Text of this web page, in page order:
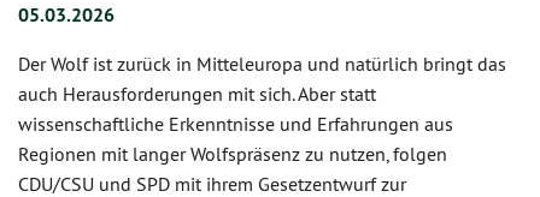
05.03.2026
Der Wolf ist zurück in Mitteleuropa und natürlich bringt das
auch Herausforderungen mit sich. Aber statt
wissenschaftliche Erkenntnisse und Erfahrungen aus
Regionen mit langer Wolfspräsenz zu nutzen, folgen
CDU/CSU und SPD mit ihrem Gesetzentwurf zur